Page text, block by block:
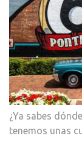
¿Ya sabes
tenemos unas